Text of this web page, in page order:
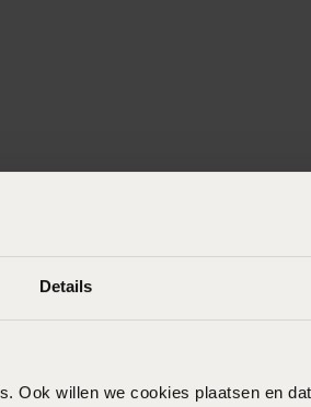
Details
Ook willen we cookies plaatsen en